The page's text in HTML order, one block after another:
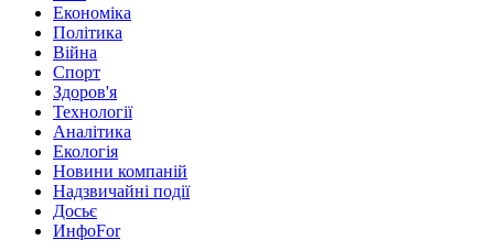
Економіка
Політика
Війна
Спорт
Здоров'я
Технології
Аналітика
Екологія
Новини компаній
Надзвичайні події
Досьє
ИнфоFor